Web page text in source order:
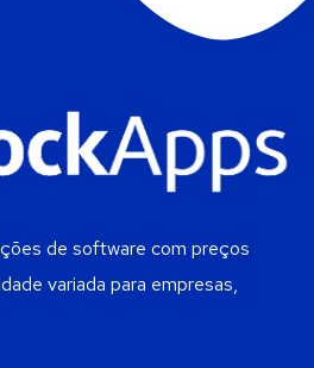
de software com preços
variada para empresas,